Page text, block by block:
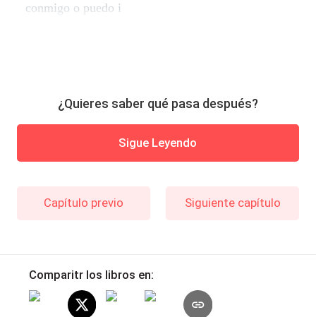
conmigo o puedo i
¿Quieres saber qué pasa después?
Sigue Leyendo
Capítulo previo Siguiente capítulo
Comparitr los libros en: